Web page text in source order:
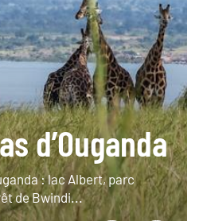
d’Ouganda
: lac Albert, parc
de Bwindi...